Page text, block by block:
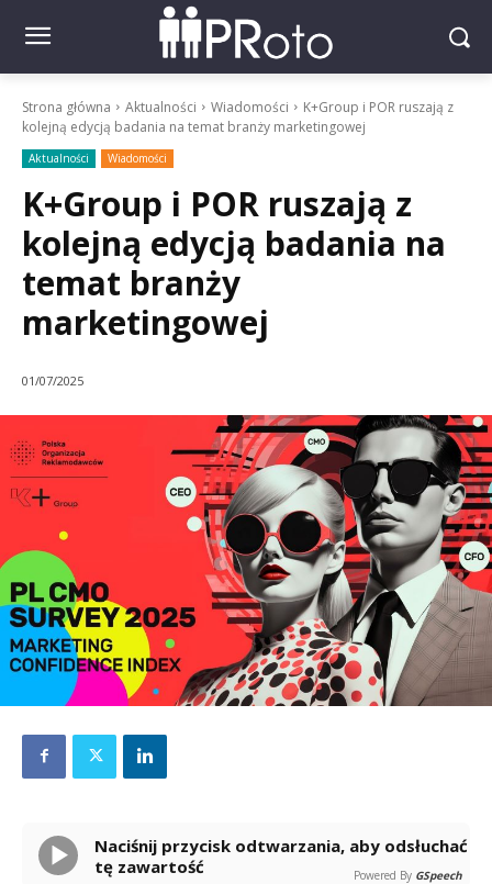
Strona główna Aktualności Wiadomości
K+Group i POR ruszają z
kolejną edycją badania na temat branży marketingowej
Aktualności Wiadomości
K+Group i POR ruszają z
kolejną edycją badania na
temat branży
marketingowej
01/07/2025
Naciśnij przycisk odtwarzania, aby odsłuchać
tę zawartość
Powered By GSpeech